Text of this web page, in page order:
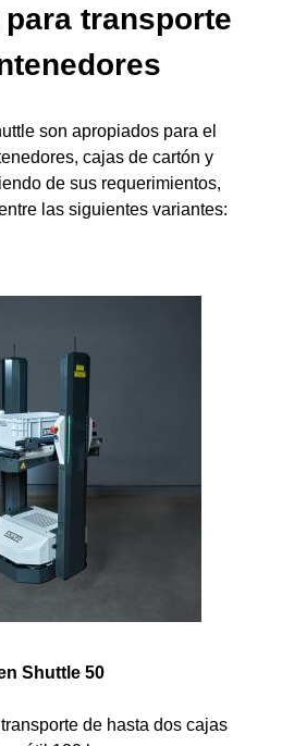
para transporte
son apropiados para el
cajas de cartón y
de sus requerimientos,
las siguientes variantes:
Shuttle 50
de hasta dos cajas